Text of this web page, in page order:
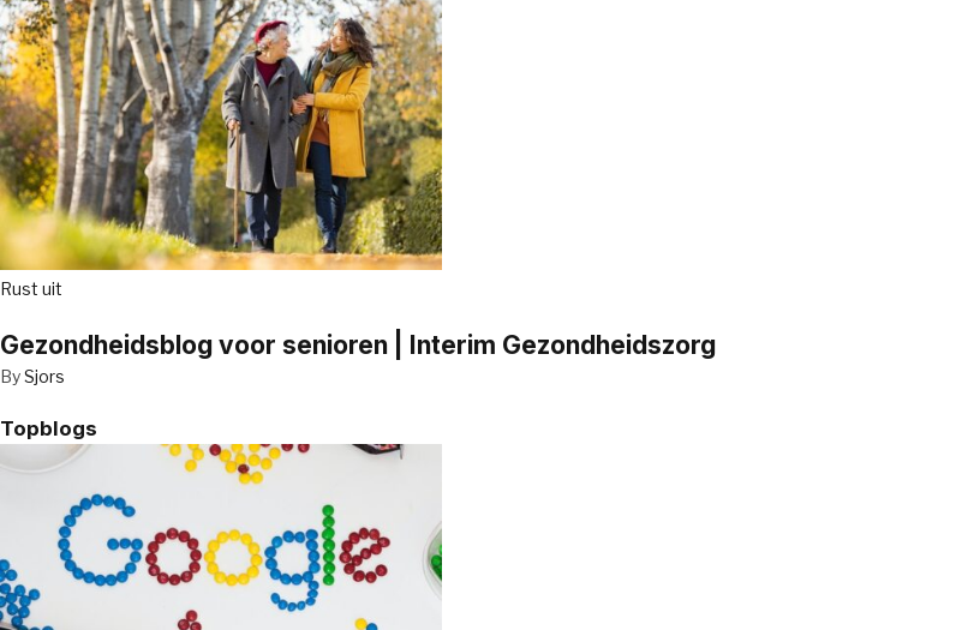
Rust uit
Gezondheidsblog voor senioren | Interim Gezondheidszorg
BySjors
Topblogs